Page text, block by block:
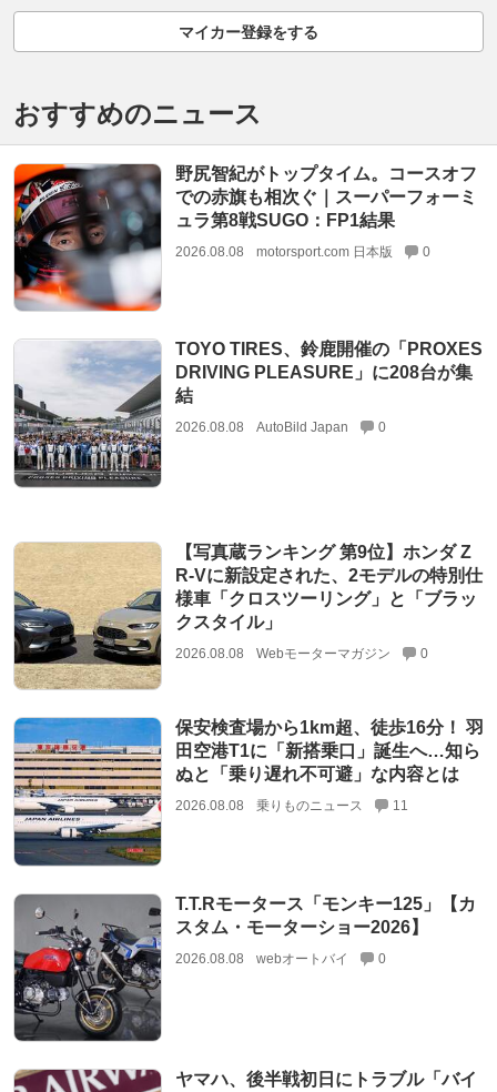
マイカー登録をする
おすすめのニュース
野尻智紀がトップタイム。コースオフ
での赤旗も相次ぐ｜スーパーフォーミ
ュラ第8戦SUGO：FP1結果
2026.08.08 motorsport.com 日本版 0
TOYO TIRES、鈴鹿開催の「PROXES
DRIVING PLEASURE」に208台が集
結
2026.08.08 AutoBild Japan 0
【写真蔵ランキング 第9位】ホンダ Z
R-Vに新設定された、2モデルの特別仕
様車「クロスツーリング」と「ブラッ
クスタイル」
2026.08.08 Webモーターマガジン 0
保安検査場から1km超、徒歩16分！ 羽
田空港T1に「新搭乗口」誕生へ…知ら
ぬと「乗り遅れ不可避」な内容とは
2026.08.08 乗りものニュース 11
T.T.Rモータース「モンキー125」【カ
スタム・モーターショー2026】
2026.08.08 webオートバイ 0
ヤマハ、後半戦初日にトラブル「バイ